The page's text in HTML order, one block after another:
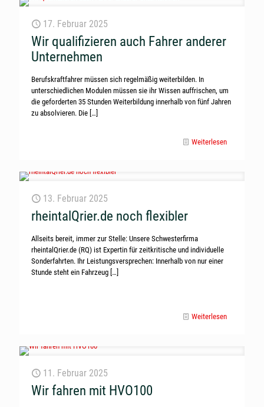
17. Februar 2025
Wir qualifizieren auch Fahrer anderer
Unternehmen
Berufskraftfahrer müssen sich regelmäßig weiterbilden. In
unterschiedlichen Modulen müssen sie ihr Wissen auffrischen, um
die geforderten 35 Stunden Weiterbildung innerhalb von fünf Jahren
zu absolvieren. Die […]
Weiterlesen
13. Februar 2025
rheintalQrier.de noch flexibler
Allseits bereit, immer zur Stelle: Unsere Schwesterfirma
rheintalQrier.de (RQ) ist Expertin für zeitkritische und individuelle
Sonderfahrten. Ihr Leistungsversprechen: Innerhalb von nur einer
Stunde steht ein Fahrzeug […]
Weiterlesen
11. Februar 2025
Wir fahren mit HVO100